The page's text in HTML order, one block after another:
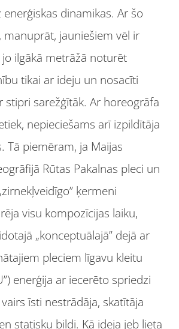
dinamikas. Ar šo
manuprāt, jauniešiem vēl ir
ilgākā metrāžā noturēt
tikai ar ideju un nosacīti
stipri sarežģītāk. Ar horeogrāfa
nepieciešams arī izpildītāja
Tā piemēram, ja Maijas
Rūtas Pakalnas pleci un
ķermeni
visu kompozīcijas laiku,
„konceptuālajā” dejā ar
pleciem līgavu kleitu
enerģija ar iecerēto spriedzi
īsti nestrādāja, skatītāja
statisku bildi. Kā ideja jeb lieta